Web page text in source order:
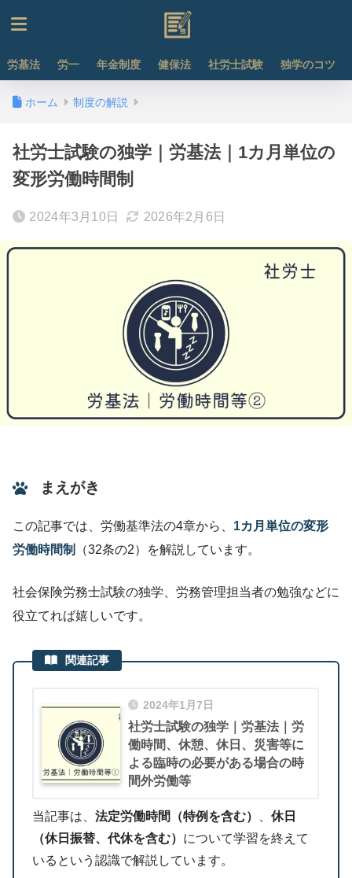
労基法 労一 年金制度 健保法 社労士試験 独学のコツ
ホーム 制度の解説
社労士試験の独学｜労基法｜1カ月単位の
変形労働時間制
2024年3月10日 2026年2月6日
まえがき
この記事では、労働基準法の4章から、 1カ月単位の変形
労働時間制
（32条の2）を解説しています。
社会保険労務士試験の独学、労務管理担当者の勉強などに
役立てれば嬉しいです。
関連記事
2024年1月7日
社労士試験の独学｜労基法｜労
働時間、休憩、休日、災害等に
よる臨時の必要がある場合の時
間外労働等
当記事は、法定労働時間（特例を含む） 、休日
（休日振替、代休を含む） について学習を終えて
いるという認識で解説しています。